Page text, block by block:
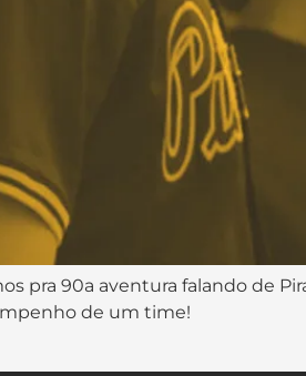
pra 90a aventura falando de
de um time!